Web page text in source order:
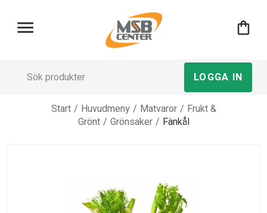
menu shopping_bag
LOGGA IN
Start / Huvudmeny / Matvaror / Frukt &
Grönt / Grönsaker / Fänkål